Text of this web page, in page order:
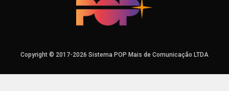
Copyright © 2017-2026 Sistema POP Mais de Comunicação LTDA